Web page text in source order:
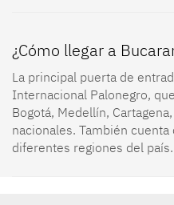
¿Cómo llegar a
La principal puerta de
Internacional Palonegro,
Bogotá, Medellín,
nacionales. También
diferentes regiones del país.